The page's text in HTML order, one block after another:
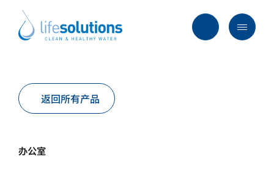
content
港
Menu
行业及方案
主要服务
过往项目
返回所有产品
办公室